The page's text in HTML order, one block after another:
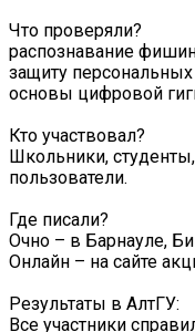
Что проверяли?
распознавание
защиту
основы цифровой
Кто участвовал?
Школьники,
пользователи.
Где писали?
Очно – в Барнауле,
Онлайн – на сайте
Результаты в АлтГУ:
Все участники